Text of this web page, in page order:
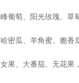
葡萄、阳光玫瑰、草
密瓜、羊角蜜、脆香
果、大番茄、无花果